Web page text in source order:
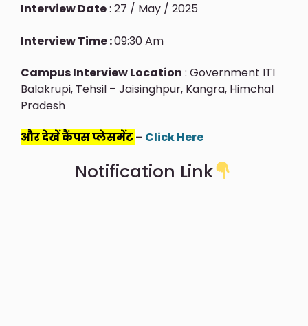
Interview Date: 27 / May / 2025
Interview Time :09:30 Am
Campus Interview Location : Government ITI
Balakrupi, Tehsil – Jaisinghpur, Kangra, Himchal
Pradesh
और देखें कैंपस प्लेसमेंट– Click Here
Notification Link